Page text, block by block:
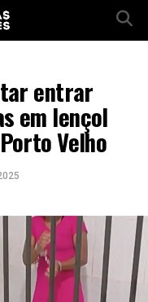
entrar
em lençol
Velho